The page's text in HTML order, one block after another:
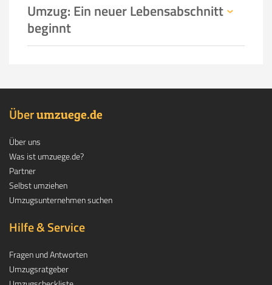
Umzug: Ein neuer Lebensabschnitt
beginnt
Überumzuege.de
Über uns
Was ist umzuege.de?
Partner
Selbst umziehen
Umzugsunternehmen suchen
Hilfe & Service
Fragen und Antworten
Umzugsratgeber